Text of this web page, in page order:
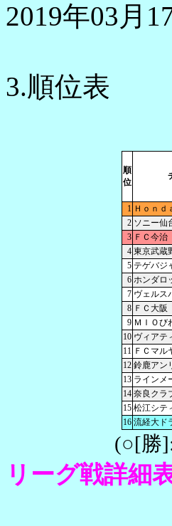
2019年03月
3.順位表
順
位
1 Ｈｏｎｄ
2 ソニー仙
3 ＦＣ今治
4 東京武蔵
5 テゲバジ
6 ホンダロ
7 ヴェルス
8 ＦＣ大阪
9 ＭＩＯび
10 ヴィアテ
11 ＦＣマル
12 鈴鹿アン
13 ラインメ
14 奈良クラ
15 松江シテ
16 流経大ド
(○[勝
リーグ戦詳細